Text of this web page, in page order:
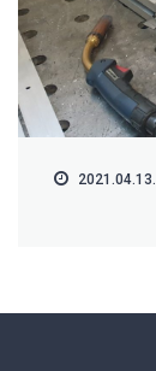
2021.04.13.